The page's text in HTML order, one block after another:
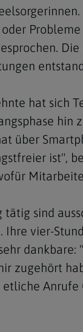
hat sich
über
ist",
sind
vier-
zugehört